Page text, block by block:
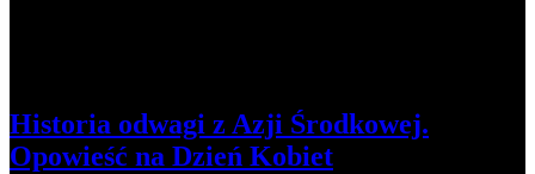
Historia odwagi z Azji Środkowej.
Opowieść na Dzień Kobiet